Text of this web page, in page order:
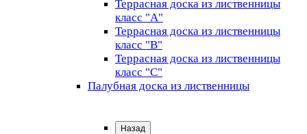
Террасная доска из лиственницы
класс "А"
Террасная доска из лиственницы
класс "B"
Террасная доска из лиственницы
класс "C"
Палубная доска из лиственницы
Назад